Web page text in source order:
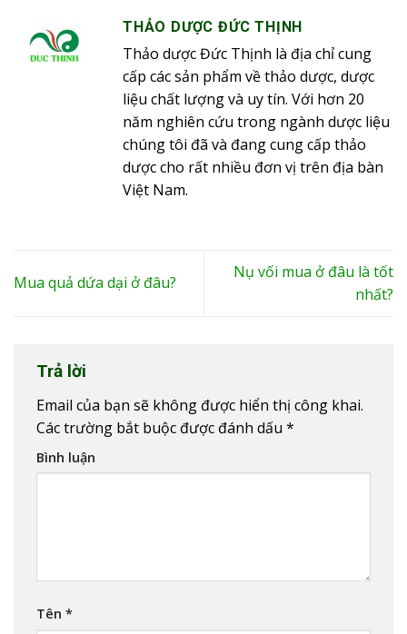
THẢO DƯỢC ĐỨC THỊNH
Thảo dược Đức Thịnh là địa chỉ cung
cấp các sản phẩm về thảo dược, dược
liệu chất lượng và uy tín. Với hơn 20
năm nghiên cứu trong ngành dược liệu
chúng tôi đã và đang cung cấp thảo
dược cho rất nhiều đơn vị trên địa bàn
Việt Nam.
Mua quả dứa dại ở đâu?
Nụ vối mua ở đâu là tốt
nhất?
Trả lời
Email của bạn sẽ không được hiển thị công khai.
Các trường bắt buộc được đánh dấu *
Bình luận
Tên *